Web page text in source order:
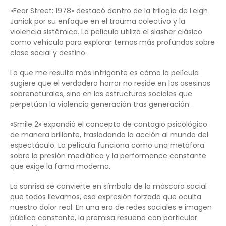
«Fear Street: 1978» destacó dentro de la trilogía de Leigh
Janiak por su enfoque en el trauma colectivo y la
violencia sistémica. La película utiliza el slasher clásico
como vehículo para explorar temas más profundos sobre
clase social y destino.
Lo que me resulta más intrigante es cómo la película
sugiere que el verdadero horror no reside en los asesinos
sobrenaturales, sino en las estructuras sociales que
perpetúan la violencia generación tras generación.
«Smile 2» expandió el concepto de contagio psicológico
de manera brillante, trasladando la acción al mundo del
espectáculo. La película funciona como una metáfora
sobre la presión mediática y la performance constante
que exige la fama moderna.
La sonrisa se convierte en símbolo de la máscara social
que todos llevamos, esa expresión forzada que oculta
nuestro dolor real. En una era de redes sociales e imagen
pública constante, la premisa resuena con particular